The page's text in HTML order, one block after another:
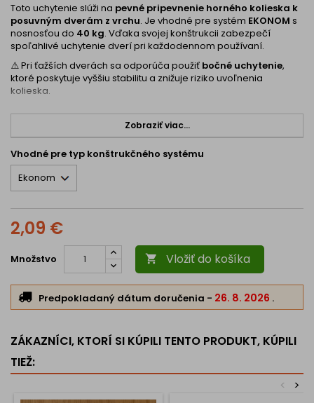
Toto uchytenie slúži na pevné pripevnenie horného kolieska k
posuvným dverám z vrchu. Je vhodné pre systém EKONOM s
nosnosťou do 40 kg. Vďaka svojej konštrukcii zabezpečí
spoľahlivé uchytenie dverí pri každodennom používaní.
⚠️ Pri ťažších dverách sa odporúča použiť bočné uchytenie,
ktoré poskytuje vyššiu stabilitu a znižuje riziko uvoľnenia
kolieska.
Technické parametre:
Typ: uchytenie kolieska na dvere (zhora)
Určené pre: posuvný systémEKONOM 40 kg
Maximálna nosnosť:40 kg
Montáž: priskrutkovaním z vrchu do dverí
Hlavné výhody:
Jednoduché uchytenie kolieska
Spoľahlivé použitie– vhodné pre ľahšie posuvné dvere.
obmedzenom priestore.
Možnosť kombinácie– pri ťažších dverách doplniť bočným
👉 Uchytenie kolieska
posuvné dvere a poskytujejednoduchú montáž aj spoľahlivé
Zobraziť viac...
Vhodné pre typ konštrukčného systému
2,09 €
Množstvo  Vložiť do košíka
Predpokladaný dátum doručenia - 26. 8. 2026 .
ZÁKAZNÍCI, KTORÍ SI KÚPILI TENTO PRODUKT, KÚPILI
TIEŽ:
>
<